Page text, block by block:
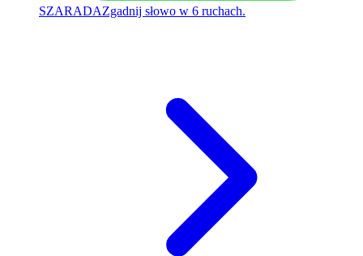
SZARADAZgadnij słowo w 6 ruchach.